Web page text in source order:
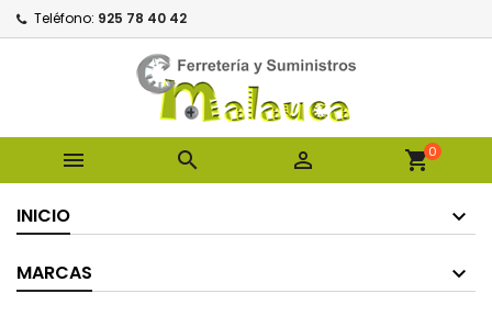
Teléfono: 925 78 40 42
   shopping_cart0
INICIO
MARCAS